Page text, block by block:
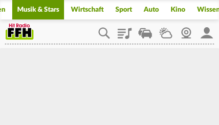
Musik & Stars Wirtschaft Sport Auto Kino
PlaylistStaupilotWetterWebcam